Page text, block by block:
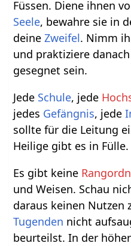
Füssen. Diene ihnen
Seele, bewahre sie in
deineZweifel. Nimm
und praktiziere
gesegnet sein.
Jede Schule, jede
jedes Gefängnis, jede
sollte für die Leitung
Heilige gibt es in Fülle.
Es gibt keine
und Weisen. Schau
daraus keinen Nutzen
Tugenden nicht
beurteilst. In der